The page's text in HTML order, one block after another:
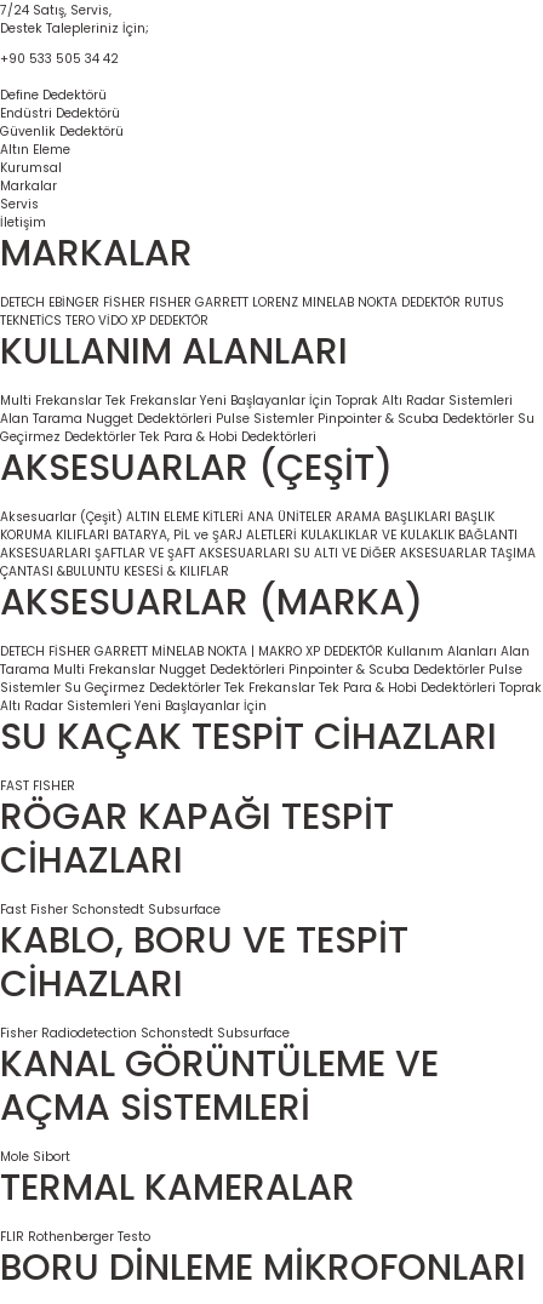
7/24 Satış, Servis,
Destek Talepleriniz İçin;
+90 533 505 34 42
Define Dedektörü
Endüstri Dedektörü
Güvenlik Dedektörü
Altın Eleme
Kurumsal
Markalar
Servis
İletişim
MARKALAR
DETECH EBİNGER FİSHER FISHER GARRETT LORENZ MINELAB NOKTA DEDEKTÖR RUTUS
TEKNETİCS TERO VİDO XP DEDEKTÖR
KULLANIM ALANLARI
Multi Frekanslar Tek Frekanslar Yeni Başlayanlar İçin Toprak Altı Radar Sistemleri
Alan Tarama Nugget Dedektörleri Pulse Sistemler Pinpointer & Scuba Dedektörler Su
Geçirmez Dedektörler Tek Para & Hobi Dedektörleri
AKSESUARLAR (ÇEŞİT)
Aksesuarlar (Çeşit) ALTIN ELEME KİTLERİ ANA ÜNİTELER ARAMA BAŞLIKLARI BAŞLIK
KORUMA KILIFLARI BATARYA, PİL ve ŞARJ ALETLERİ KULAKLIKLAR VE KULAKLIK BAĞLANTI
AKSESUARLARI ŞAFTLAR VE ŞAFT AKSESUARLARI SU ALTI VE DİĞER AKSESUARLAR TAŞIMA
ÇANTASI &BULUNTU KESESİ & KILIFLAR
AKSESUARLAR (MARKA)
DETECH FİSHER GARRETT MİNELAB NOKTA | MAKRO XP DEDEKTÖR Kullanım Alanları Alan
Tarama Multi Frekanslar Nugget Dedektörleri Pinpointer & Scuba Dedektörler Pulse
Sistemler Su Geçirmez Dedektörler Tek Frekanslar Tek Para & Hobi Dedektörleri Toprak
Altı Radar Sistemleri Yeni Başlayanlar İçin
SU KAÇAK TESPİT CİHAZLARI
FAST FISHER
RÖGAR KAPAĞI TESPİT
CİHAZLARI
Fast Fisher Schonstedt Subsurface
KABLO, BORU VE TESPİT
CİHAZLARI
Fisher Radiodetection Schonstedt Subsurface
KANAL GÖRÜNTÜLEME VE
AÇMA SİSTEMLERİ
Mole Sibort
TERMAL KAMERALAR
FLIR Rothenberger Testo
BORU DİNLEME MİKROFONLARI